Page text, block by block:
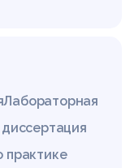
Лабораторная
практике